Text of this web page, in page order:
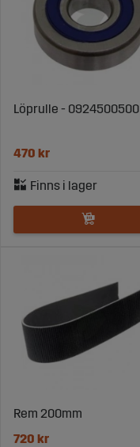
Löprulle - 0924500500
470 kr
Rem 200mm
720 kr